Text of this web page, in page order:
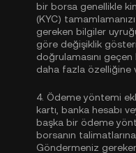
bir borsa genellikle
(KYC)
gereken bilgiler
göre değişiklik
doğrulamasını
daha fazla özelliğine
4. Ödeme yöntemi
kartı, banka hesabı
başka bir ödeme
borsanın talimatlarına
Göndermeniz